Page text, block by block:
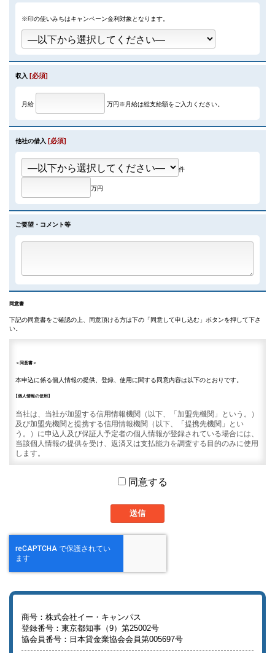
※印の使いみちはキャンペーン金利対象となります。
収入 [必須]
月給 万円※月給は総支給額をご入力ください。
他社の借入 [必須]
件
万円
ご要望・コメント等
同意書
下記の同意書をご確認の上、同意頂ける方は下の「同意して申し込む」ボタンを押して下さ
い。
＜同意書＞
本申込に係る個人情報の提供、登録、使用に関する同意内容は以下のとおりです。
【個人情報の使用】
当社は、当社が加盟する信用情報機関（以下、「加盟先機関」という。）
及び加盟先機関と提携する信用情報機関（以下、「提携先機関」とい
う。）に申込人及び保証人予定者の個人情報が登録されている場合には、
当該個人情報の提供を受け、返済又は支払能力を調査する目的のみに使用
します。
当社は、申込人及び保証人予定者に係る本申込に基づく個人情報（本人を
等）、並びに申込日及び申込商品種別等の情報。以下、「申込情報」とい
う。）を、加盟先機関に提供します。
【申込情報の登録】
加盟先機関は、当該申込情報を照会日から6ヶ月以内登録します。
供します。
能力を調査する目的のみに使用します。
【当社が加盟する信用情報機関及び当該機関が提携する信用情報機関】
当社が加盟する信用情報機関及び当該機関が提携する信用情報機関の名称
同意する
商号：株式会社イー・キャンパス
登録番号：東京都知事（9）第25002号
協会員番号：日本貸金業協会会員第005697号